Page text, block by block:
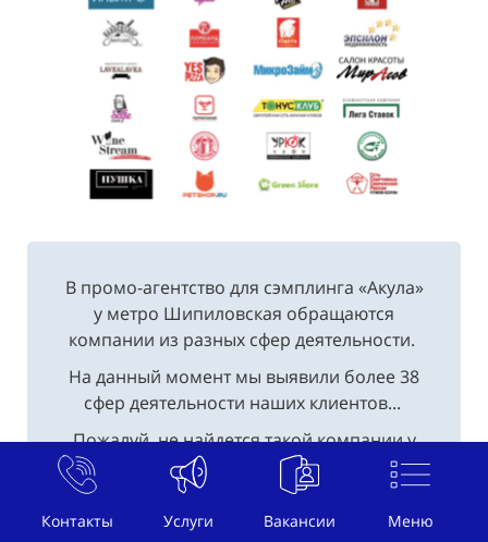
Контакты Услуги Вакансии Меню
В промо-агентство для сэмплинга «Акула»
у метро Шипиловская обращаются
компании из разных сфер деятельности.
На данный момент мы выявили более 38
сфер деятельности наших клиентов...
Пожалуй, не найдется такой компании у
метро Шипиловская, где бы не заказали
услуги по раздаче пробников продукции в
небольших упаковках.